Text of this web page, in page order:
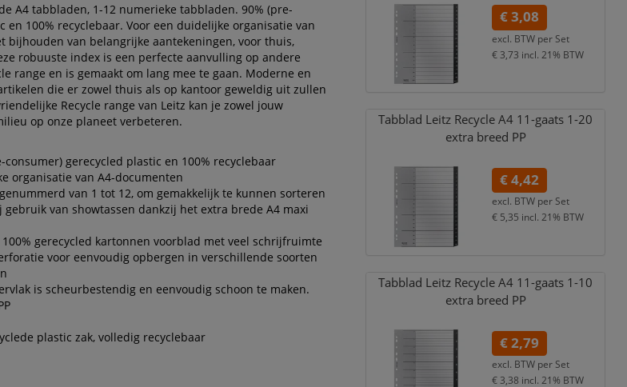
A4 tabbladen, 1-12 numerieke tabbladen. 90% (pre-
en 100% recyclebaar. Voor een duidelijke organisatie van
bijhouden van belangrijke aantekeningen, voor thuis,
robuuste index is een perfecte aanvulling op andere
range en is gemaakt om lang mee te gaan. Moderne en
die er zowel thuis als op kantoor geweldig uit zullen
Recycle range van Leitz kan je zowel jouw
op onze planeet verbeteren.
consumer) gerecycled plastic en 100% recyclebaar
organisatie van A4-documenten
van 1 tot 12, om gemakkelijk te kunnen sorteren
van showtassen dankzij het extra brede A4 maxi
gerecycled kartonnen voorblad met veel schrijfruimte
voor eenvoudig opbergen in verschillende soorten
is scheurbestendig en eenvoudig schoon te maken.
plastic zak, volledig recyclebaar
€ 3,08
excl. BTW per Set
€ 3,73 incl. 21% BTW
Tabblad Leitz Recycle A4 11-gaats 1-20
extra breed PP
€ 4,42
excl. BTW per Set
€ 5,35 incl. 21% BTW
Tabblad Leitz Recycle A4 11-gaats 1-10
extra breed PP
€ 2,79
excl. BTW per Set
€ 3,38 incl. 21% BTW